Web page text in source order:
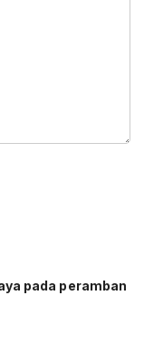
pada peramban